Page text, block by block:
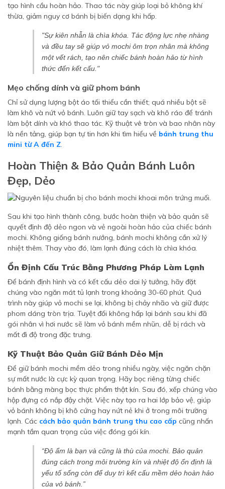
tạo hình cầu hoàn hảo. Thao tác này giúp loại bỏ không khí
thừa, giảm nguy cơ bánh bị biến dạng khi hấp.
"Sự kiên nhẫn là chìa khóa. Tác động lực nhẹ nhàng
và đều tay sẽ giúp vỏ mochi ôm trọn nhân mà không
một vết rách, tạo nên chiếc bánh hoàn hảo từ hình
thức đến kết cấu."
Mẹo chống dính và giữ phom bánh
Chỉ sử dụng lượng bột áo tối thiểu cần thiết; quá nhiều bột sẽ
làm khô và nứt vỏ bánh. Luôn giữ tay sạch và khô ráo để tránh
làm bột dính và khó thao tác. Kỹ thuật vê tròn và bao nhân này
là nền tảng, giúp bạn tự tin hơn khi tìm hiểu về bánh trung thu
mini từ A đến Z.
Hoàn Thiện & Bảo Quản Bánh Luôn
Đẹp, Dẻo
Sau khi tạo hình thành công, bước hoàn thiện và bảo quản sẽ
quyết định độ dẻo ngon và vẻ ngoài hoàn hảo của chiếc bánh
mochi. Không giống bánh nướng, bánh mochi không cần xử lý
nhiệt thêm. Thay vào đó, làm lạnh đúng cách là chìa khóa.
Ổn Định Cấu Trúc Bằng Phương Pháp Làm Lạnh
Để bánh định hình và có kết cấu dẻo dai lý tưởng, hãy đặt
chúng vào ngăn mát tủ lạnh trong khoảng 30-60 phút. Quá
trình này giúp vỏ mochi se lại, không bị chảy nhão và giữ được
phom dáng tròn trịa. Tuyệt đối không hấp lại bánh sau khi đã
gói nhân vì hơi nước sẽ làm vỏ bánh mềm nhũn, dễ bị rách và
mất đi độ trong đặc trưng.
Kỹ Thuật Bảo Quản Giữ Bánh Dẻo Mịn
Để giữ bánh mochi mềm dẻo trong nhiều ngày, việc ngăn chặn
sự mất nước là cực kỳ quan trọng. Hãy bọc riêng từng chiếc
bánh bằng màng bọc thực phẩm thật kín. Sau đó, xếp chúng vào
hộp đựng có nắp đậy chặt. Việc này tạo ra hai lớp bảo vệ, giúp
vỏ bánh không bị khô cứng hay nứt nẻ khi ở trong môi trường
lạnh. Các cách bảo quản bánh trung thu cao cấp cũng nhấn
mạnh tầm quan trọng của việc đóng gói kín.
“Độ ẩm là bạn và cũng là thù của mochi. Bảo quản
đúng cách trong môi trường kín và nhiệt độ ổn định là
yếu tố sống còn để duy trì kết cấu mềm dẻo hoàn hảo
của vỏ bánh.”